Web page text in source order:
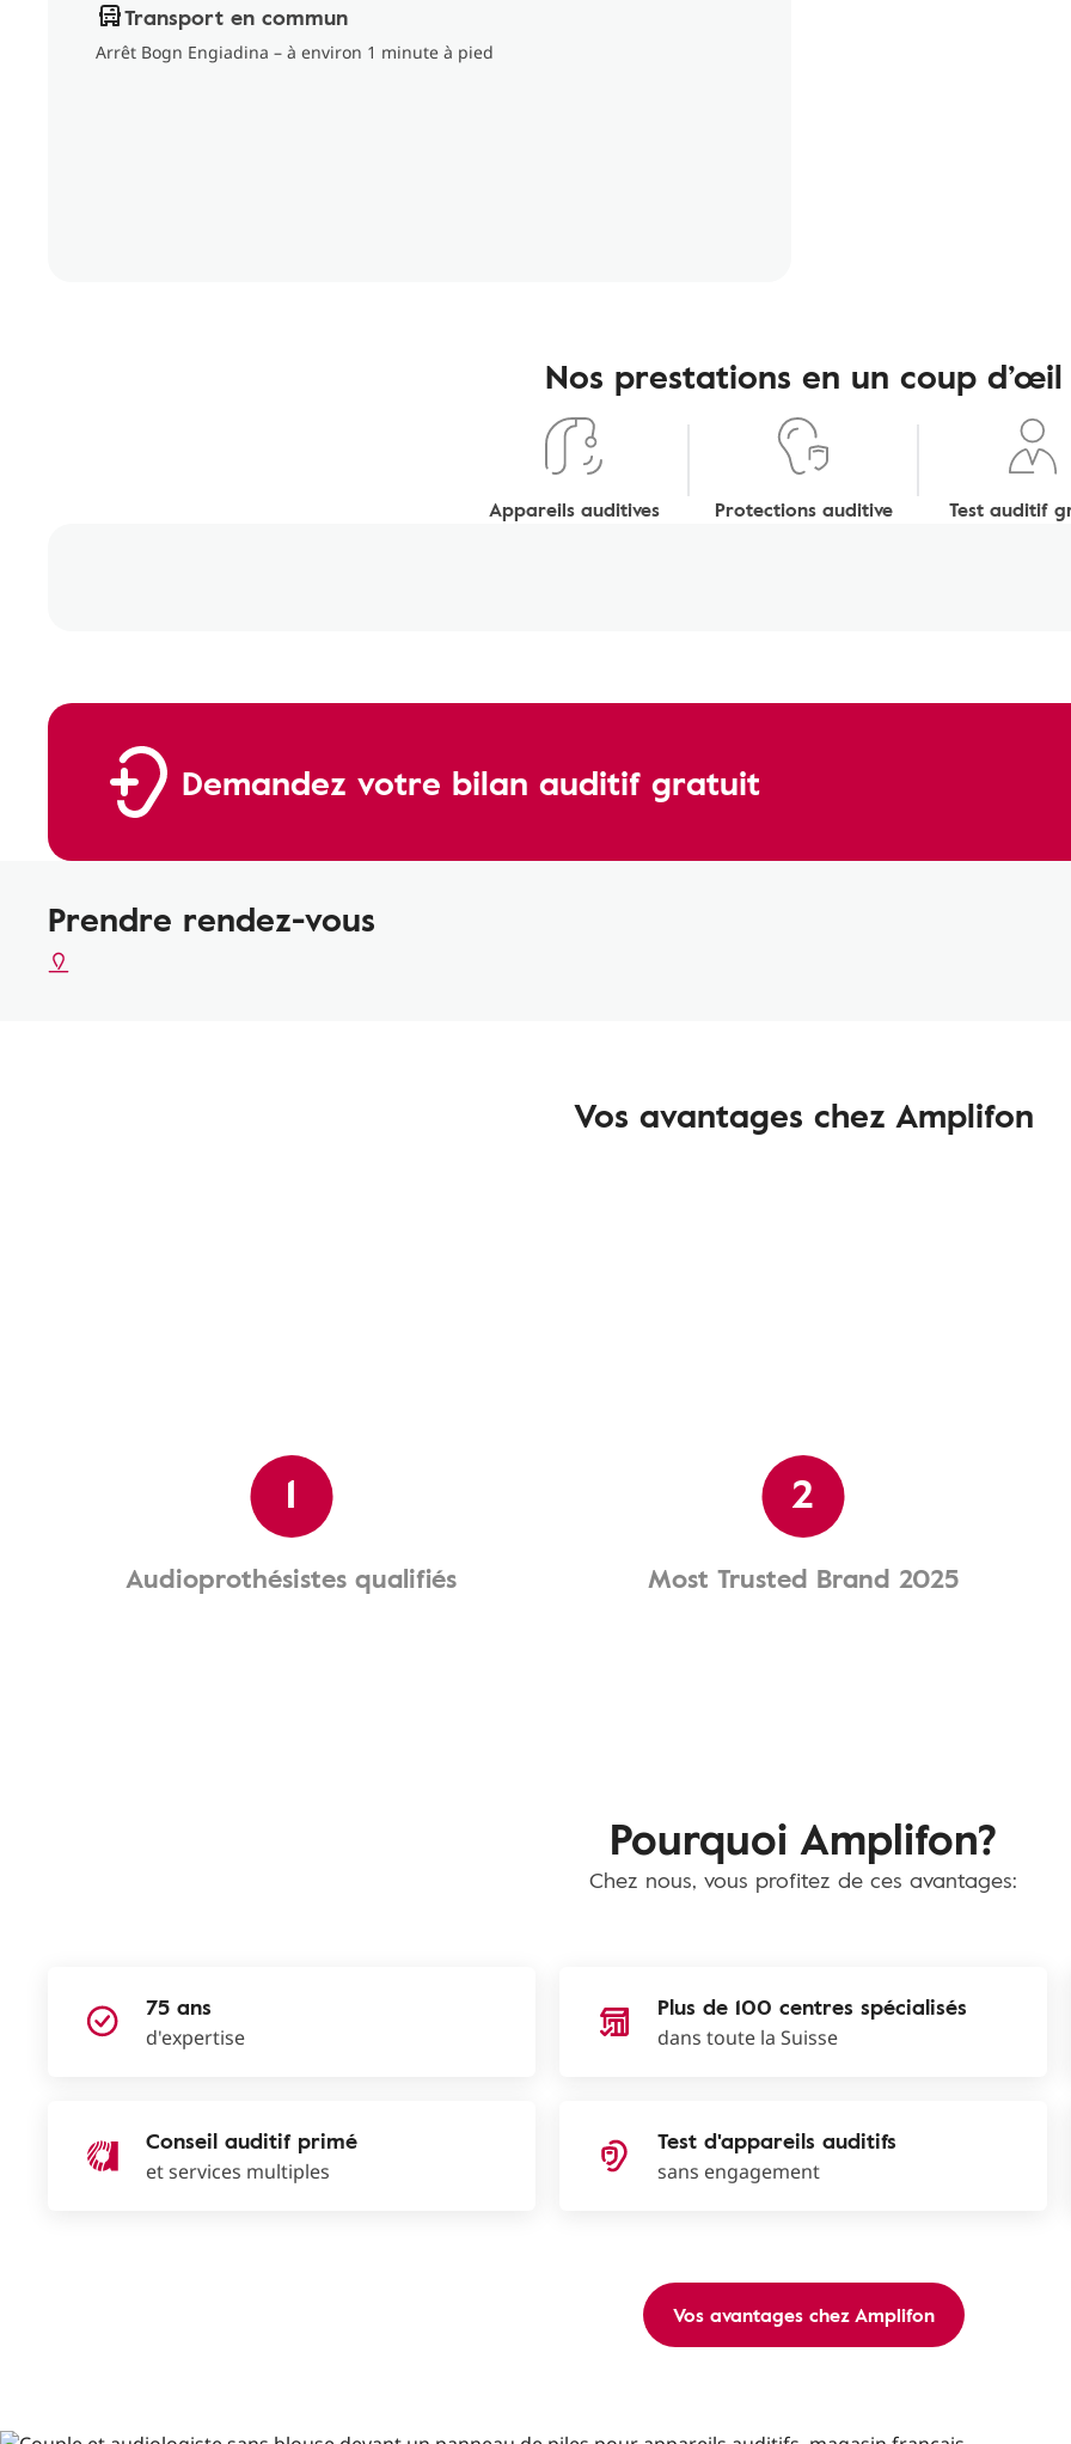
Transport en commun
Arrêt Bogn Engiadina – à environ 1 minute à pied
Nos prestations en un coup d’œil
Appareils auditives Protections auditive Test auditif
Demandez votre bilan auditif gratuit
Prendre rendez-vous
Vos avantages chez Amplifon
1
Audioprothésistes qualifiés
2
Most Trusted Brand 2025
Pourquoi Amplifon?
Chez nous, vous profitez de ces avantages:
75 ans
d'expertise
Plus de 100 centres spécialisés
dans toute la Suisse
Conseil auditif primé
et services multiples
Test d'appareils auditifs
sans engagement
Vos avantages chez Amplifon